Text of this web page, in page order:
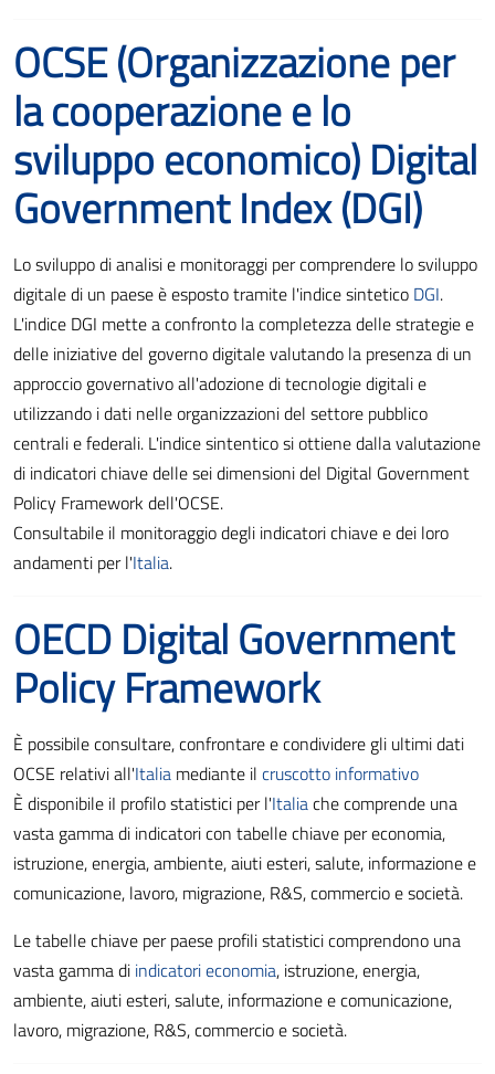
OCSE (Organizzazione per
la cooperazione e lo
sviluppo economico) Digital
Government Index (DGI)
Lo sviluppo di analisi e monitoraggi per comprendere lo sviluppo
digitale di un paese è esposto tramite l'indice sintetico DGI.
L'indice DGI mette a confronto la completezza delle strategie e
delle iniziative del governo digitale valutando la presenza di un
approccio governativo all'adozione di tecnologie digitali e
utilizzando i dati nelle organizzazioni del settore pubblico
centrali e federali. L'indice sintentico si ottiene dalla valutazione
di indicatori chiave delle sei dimensioni del Digital Government
Policy Framework dell'OCSE.
Consultabile il monitoraggio degli indicatori chiave e dei loro
andamenti per l'Italia.
OECD Digital Government
Policy Framework
È possibile consultare, confrontare e condividere gli ultimi dati
OCSE relativi all'Italia mediante il cruscotto informativo
È disponibile iI profilo statistici per l'Italiache comprende una
vasta gamma di indicatori con tabelle chiave per economia,
istruzione, energia, ambiente, aiuti esteri, salute, informazione e
comunicazione, lavoro, migrazione, R&S, commercio e società.
Le tabelle chiave per paese profili statistici comprendono una
vasta gamma di indicatori economia, istruzione, energia,
ambiente, aiuti esteri, salute, informazione e comunicazione,
lavoro, migrazione, R&S, commercio e società.